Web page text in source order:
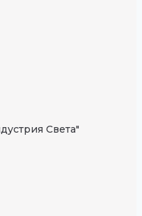
Света"